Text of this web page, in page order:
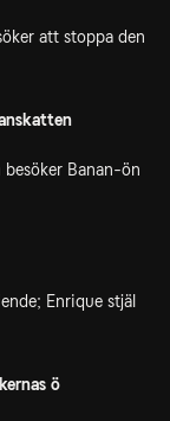
att stoppa den
Banan-ön
Enrique stjäl
ö